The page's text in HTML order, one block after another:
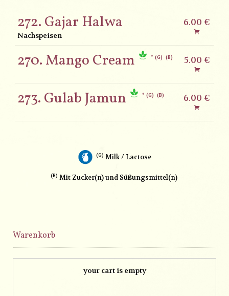
272. Gajar Halwa 6.00 €
Nachspeisen
270. Mango Cream G B 5.00 €
273. Gulab Jamun G B 6.00 €
G Milk / Lactose
B Mit Zucker(n) und Süßungsmittel(n)
Warenkorb
your cart is empty